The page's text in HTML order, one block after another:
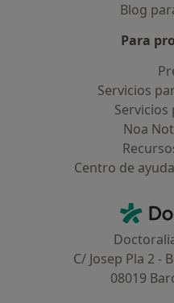
Blog
Para
Servicios
Servicios
Noa
Centro de
C/ Josep Pla 2 -
08019